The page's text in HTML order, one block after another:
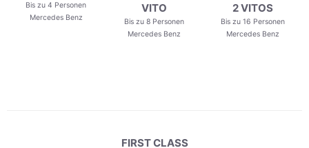
Bis zu 4 Personen
Mercedes Benz
VITO
Bis zu 8 Personen
Mercedes Benz
2 VITOS
Bis zu 16 Personen
Mercedes Benz
FIRST CLASS